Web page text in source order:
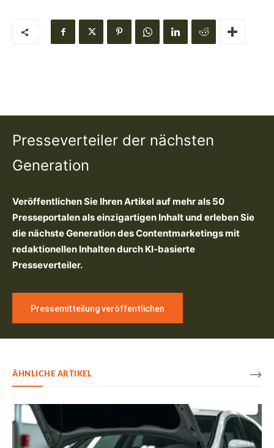
Presseverteiler der nächsten
Generation
Veröffentlichen Sie Ihren Artikel auf mehr als 50
Presseportalen als einzigartigen Inhalt und erleben Sie
die nächste Generation des Contentmarketings mit
redaktionellen Inhalten durch KI-basierte
Presseverteiler.
Pressemitteilung veröffentlichen
ÄHNLICHE ARTIKEL